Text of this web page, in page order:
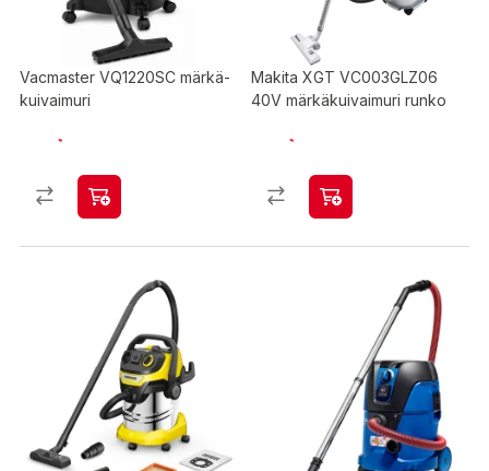
Vacmaster VQ1220SC märkä-
kuivaimuri
Makita XGT VC003GLZ06
40V märkäkuivaimuri runko